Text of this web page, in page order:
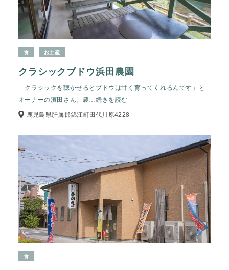
食 お土産
クラシックブドウ浜田農園
「クラシックを聴かせるとブドウは甘く育ってくれるんです」と
オーナーの濱田さん。農
…続きを読む
鹿児島県肝属郡錦江町田代川原4228
食